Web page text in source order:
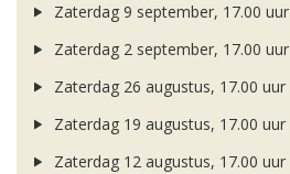
Zaterdag 9 september, 17.00 uur
Zaterdag 2 september, 17.00 uur
Zaterdag 26 augustus, 17.00 uur
Zaterdag 19 augustus, 17.00 uur
Zaterdag 12 augustus, 17.00 uur